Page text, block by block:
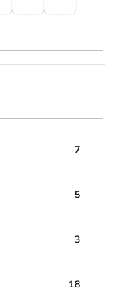
7
5
3
18